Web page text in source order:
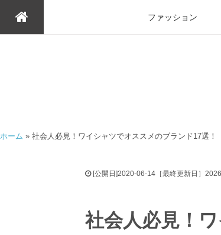
ファッション
ホーム » 社会人必見！ワイシャツでオススメのブランド17選！
[公開日]2020-06-14［最終更新日］
社会人必見！